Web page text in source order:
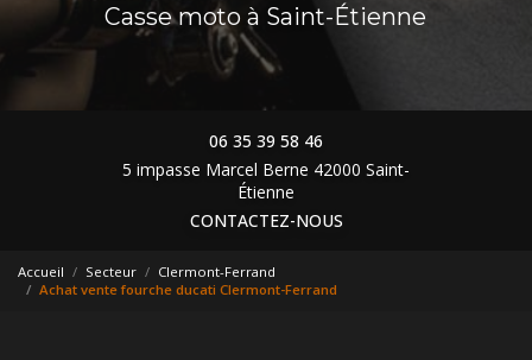
Casse moto à Saint-Étienne
06 35 39 58 46
5 impasse Marcel Berne 42000 Saint-
Étienne
CONTACTEZ-NOUS
Accueil Secteur
Clermont-Ferrand
Achat vente fourche ducati Clermont-Ferrand